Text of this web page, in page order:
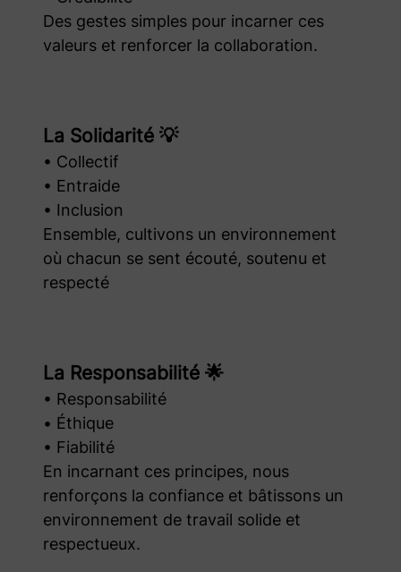
Des gestes simples pour incarner ces
valeurs et renforcer la collaboration.
La Solidarité 💡
• Collectif
• Entraide
• Inclusion
Ensemble, cultivons un environnement
où chacun se sent écouté, soutenu et
respecté
La Responsabilité 🌟
• Responsabilité
• Éthique
• Fiabilité
En incarnant ces principes, nous
renforçons la confiance et bâtissons un
environnement de travail solide et
respectueux.